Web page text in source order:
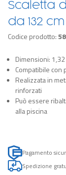
Scaletta
da 132 cm
Codice prodotto:
Dimensioni: 1,32
Compatibile con
Realizzata in
rinforzati
Può essere
alla piscina
Pagamento
Spedizione